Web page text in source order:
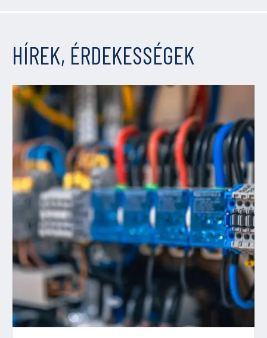
HÍREK, ÉRDEKESSÉGEK